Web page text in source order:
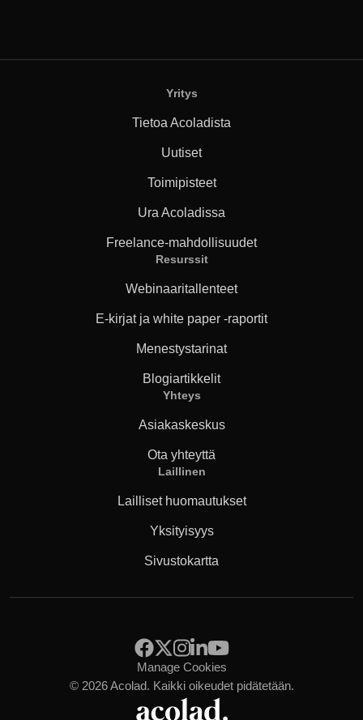
Yritys
Tietoa Acoladista
Uutiset
Toimipisteet
Ura Acoladissa
Freelance-mahdollisuudet
Resurssit
Webinaaritallenteet
E-kirjat ja white paper -raportit
Menestystarinat
Blogiartikkelit
Yhteys
Asiakaskeskus
Ota yhteyttä
Laillinen
Lailliset huomautukset
Yksityisyys
Sivustokartta
© 2026 Acolad. Kaikki oikeudet pidätetään.
Manage Cookies